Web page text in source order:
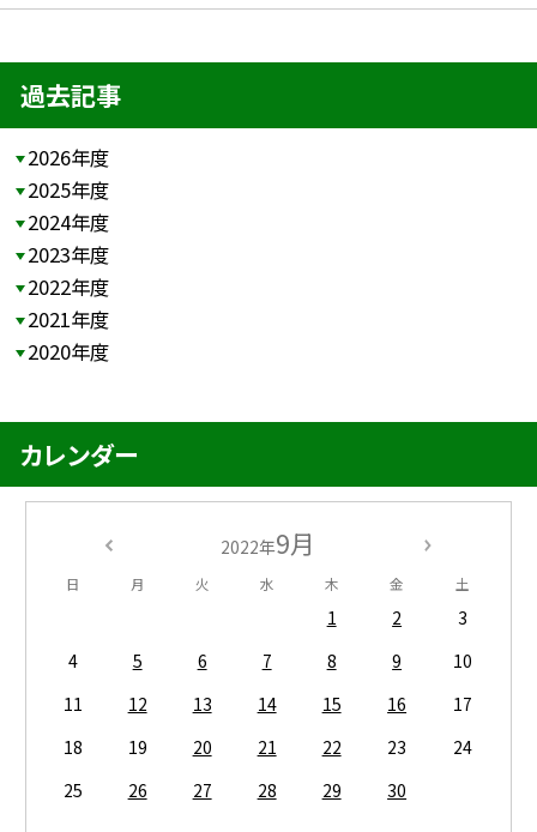
過去記事
2026年度
2025年度
2024年度
2023年度
2022年度
2021年度
2020年度
カレンダー
2022年9月
日 月 火 水 木 金 土
1 2
3
4
5 6 7 8 9
10
11
12 13 14 15 16
17
18
19 20 21 22 23
24
25
26 27 28 29 30